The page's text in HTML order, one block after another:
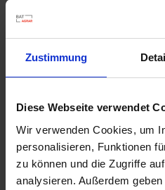
Zustimmung
Diese Webseite verwendet
Wir verwenden Cookies, um
personalisieren, Funktionen
zu können und die Zugriffe
analysieren. Außerdem
feststeht, ob unsere
Wurde die Verarbeitung der Sie
oder zur Geltendmachung,
natürlichen oder juristischen
wichtigen öffentlichen
Mitgliedstaats verarbeitet
der Verarbeitung nach den o.g.